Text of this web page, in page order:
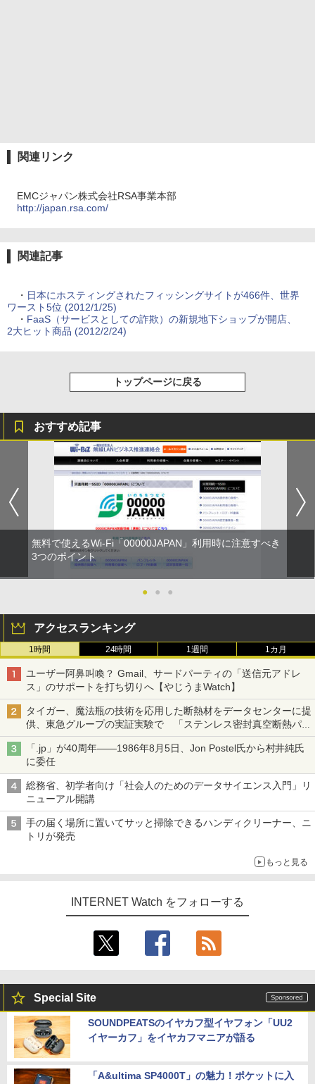
関連リンク
EMCジャパン株式会社RSA事業本部
http://japan.rsa.com/
関連記事
・ 日本にホスティングされたフィッシングサイトが466件、世界
ワースト5位 (2012/1/25)
・ FaaS（サービスとしての詐欺）の新規地下ショップが開店、
2大ヒット商品 (2012/2/24)
トップページに戻る
おすすめ記事
無料で使えるWi-Fi「00000JAPAN」利用時に注意すべき
3つのポイント
● ● ●
アクセスランキング
1時間 24時間 1週間 1カ月
ユーザー阿鼻叫喚？ Gmail、サードパーティの「送信元アドレ
ス」のサポートを打ち切りへ【やじうまWatch】
タイガー、魔法瓶の技術を応用した断熱材をデータセンターに提
供、東急グループの実証実験で 「ステンレス密封真空断熱パネ
ル TIVIP」
「.jp」が40周年――1986年8月5日、Jon Postel氏から村井純氏
に委任
総務省、初学者向け「社会人のためのデータサイエンス入門」リ
ニューアル開講
手の届く場所に置いてサッと掃除できるハンディクリーナー、ニ
トリが発売
もっと見る
INTERNET Watch をフォローする
Special Site
SOUNDPEATSのイヤカフ型イヤフォン「UU2
イヤーカフ」をイヤカフマニアが語る
「A&ultima SP4000T」の魅力！ポケットに入